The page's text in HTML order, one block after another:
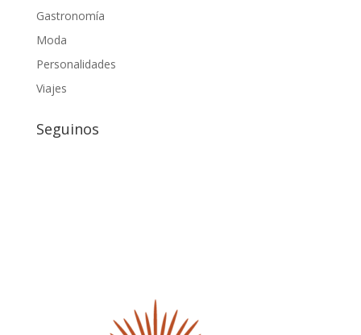
Gastronomía
Moda
Personalidades
Viajes
Seguinos